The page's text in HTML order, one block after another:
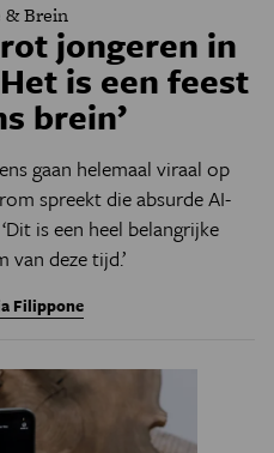
& Brein
jongeren in
is een feest
brein’
gaan helemaal viraal op
spreekt die absurde AI-
is een heel belangrijke
van deze tijd.’
Filippone